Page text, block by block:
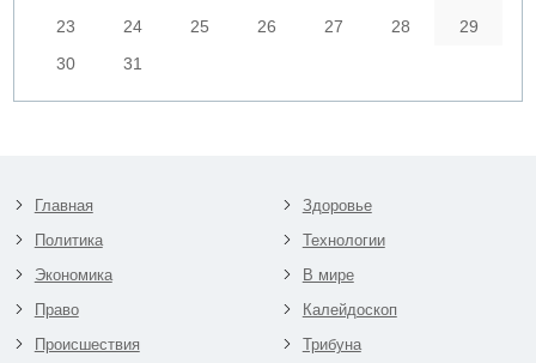
23
24 25 26 27 28
29
30
31
Главная
Политика
Экономика
Право
Происшествия
Здоровье
Технологии
В мире
Калейдоскоп
Трибуна